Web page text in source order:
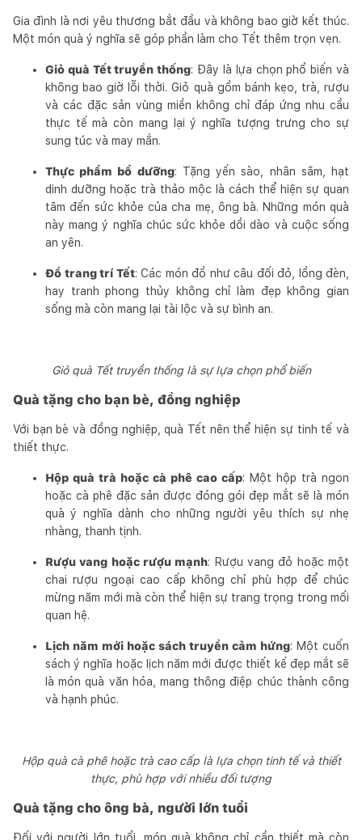
Gia đình là nơi yêu thương bắt đầu và không bao giờ kết thúc.
Một món quà ý nghĩa sẽ góp phần làm cho Tết thêm trọn vẹn.
Giỏ quà Tết truyền thống: Đây là lựa chọn phổ biến và
không bao giờ lỗi thời. Giỏ quà gồm bánh kẹo, trà, rượu
và các đặc sản vùng miền không chỉ đáp ứng nhu cầu
thực tế mà còn mang lại ý nghĩa tượng trưng cho sự
sung túc và may mắn.
Thực phẩm bổ dưỡng: Tặng yến sào, nhân sâm, hạt
dinh dưỡng hoặc trà thảo mộc là cách thể hiện sự quan
tâm đến sức khỏe của cha mẹ, ông bà. Những món quà
này mang ý nghĩa chúc sức khỏe dồi dào và cuộc sống
an yên.
Đồ trang trí Tết: Các món đồ như câu đối đỏ, lồng đèn,
hay tranh phong thủy không chỉ làm đẹp không gian
sống mà còn mang lại tài lộc và sự bình an.
Giỏ quà Tết truyền thống là sự lựa chọn phổ biến
Quà tặng cho bạn bè, đồng nghiệp
Với bạn bè và đồng nghiệp, quà Tết nên thể hiện sự tinh tế và
thiết thực.
Hộp quà trà hoặc cà phê cao cấp: Một hộp trà ngon
hoặc cà phê đặc sản được đóng gói đẹp mắt sẽ là món
quà ý nghĩa dành cho những người yêu thích sự nhẹ
nhàng, thanh tịnh.
Rượu vang hoặc rượu mạnh: Rượu vang đỏ hoặc một
chai rượu ngoại cao cấp không chỉ phù hợp để chúc
mừng năm mới mà còn thể hiện sự trang trọng trong mối
quan hệ.
Lịch năm mới hoặc sách truyền cảm hứng: Một cuốn
sách ý nghĩa hoặc lịch năm mới được thiết kế đẹp mắt sẽ
là món quà văn hóa, mang thông điệp chúc thành công
và hạnh phúc.
Hộp quà cà phê hoặc trà cao cấp là lựa chọn tinh tế và thiết
thực, phù hợp với nhiều đối tượng
Quà tặng cho ông bà, người lớn tuổi